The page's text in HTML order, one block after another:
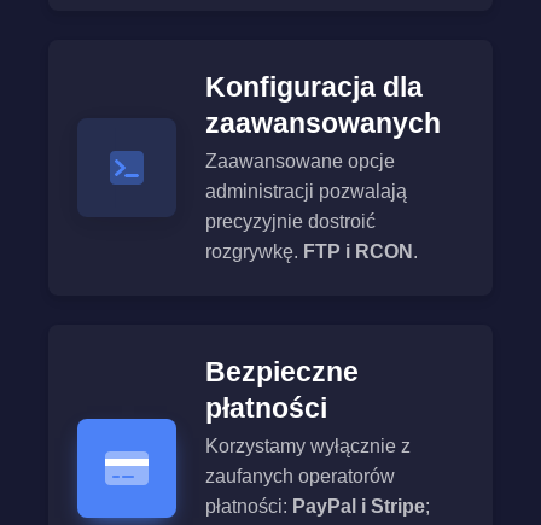
Konfiguracja dla
zaawansowanych
Zaawansowane opcje
administracji pozwalają
precyzyjnie dostroić
rozgrywkę. FTP i RCON .
Bezpieczne
płatności
Korzystamy wyłącznie z
zaufanych operatorów
płatności: PayPal i Stripe;